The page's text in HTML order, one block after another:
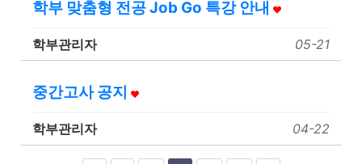
학부 맞춤형 전공 Job Go 특강 안내
학부관리자 05-21
중간고사 공지
학부관리자 04-22